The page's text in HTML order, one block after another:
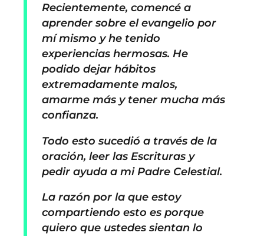
Recientemente, comencé a
aprender sobre el evangelio por
mí mismo y he tenido
experiencias hermosas. He
podido dejar hábitos
extremadamente malos,
amarme más y tener mucha más
confianza.
Todo esto sucedió a través de la
oración, leer las Escrituras y
pedir ayuda a mi Padre Celestial.
La razón por la que estoy
compartiendo esto es porque
quiero que ustedes sientan lo